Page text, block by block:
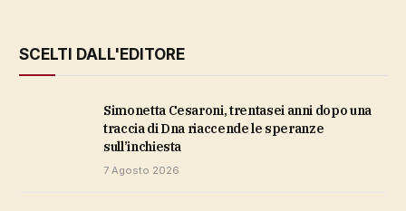
SCELTI DALL'EDITORE
Simonetta Cesaroni, trentasei anni dopo una
traccia di Dna riaccende le speranze
sull’inchiesta
7 Agosto 2026